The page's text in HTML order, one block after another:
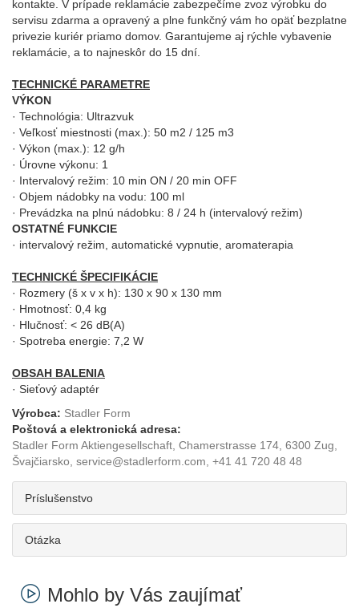
kontakte. V prípade reklamácie zabezpečíme zvoz výrobku do
servisu zdarma a opravený a plne funkčný vám ho opäť bezplatne
privezie kuriér priamo domov. Garantujeme aj rýchle vybavenie
reklamácie, a to najneskôr do 15 dní.
TECHNICKÉ PARAMETRE
VÝKON
· Technológia: Ultrazvuk
· Veľkosť miestnosti (max.): 50 m2 / 125 m3
· Výkon (max.): 12 g/h
· Úrovne výkonu: 1
· Intervalový režim: 10 min ON / 20 min OFF
· Objem nádobky na vodu: 100 ml
· Prevádzka na plnú nádobku: 8 / 24 h (intervalový režim)
OSTATNÉ FUNKCIE
· intervalový režim, automatické vypnutie, aromaterapia
TECHNICKÉ ŠPECIFIKÁCIE
· Rozmery (š x v x h): 130 x 90 x 130 mm
· Hmotnosť: 0,4 kg
· Hlučnosť: < 26 dB(A)
· Spotreba energie: 7,2 W
OBSAH BALENIA
· Sieťový adaptér
Výrobca: Stadler Form
Poštová a elektronická adresa:
Stadler Form Aktiengesellschaft, Chamerstrasse 174, 6300 Zug,
Švajčiarsko, service@stadlerform.com, +41 41 720 48 48
Príslušenstvo
Otázka
Mohlo by Vás zaujímať